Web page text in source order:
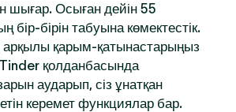
шығар. Осыған дейін 55
бір-бірін табуына көмектестік.
арқылы қарым-қатынастарыңыз
Tinder қолданбасында
аударып, сіз ұнатқан
керемет функциялар бар.